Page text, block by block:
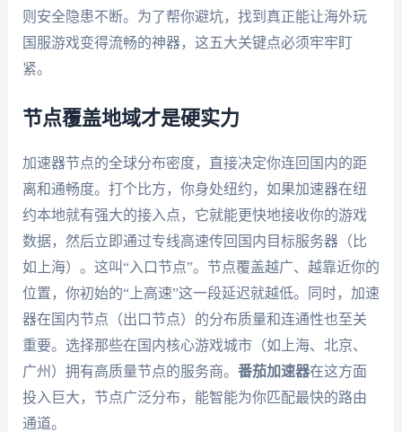
则安全隐患不断。为了帮你避坑，找到真正能让海外玩
国服游戏变得流畅的神器，这五大关键点必须牢牢盯
紧。
节点覆盖地域才是硬实力
加速器节点的全球分布密度，直接决定你连回国内的距
离和通畅度。打个比方，你身处纽约，如果加速器在纽
约本地就有强大的接入点，它就能更快地接收你的游戏
数据，然后立即通过专线高速传回国内目标服务器（比
如上海）。这叫“入口节点”。节点覆盖越广、越靠近你的
位置，你初始的“上高速”这一段延迟就越低。同时，加速
器在国内节点（出口节点）的分布质量和连通性也至关
重要。选择那些在国内核心游戏城市（如上海、北京、
广州）拥有高质量节点的服务商。 番茄加速器在这方面
投入巨大，节点广泛分布，能智能为你匹配最快的路由
通道。